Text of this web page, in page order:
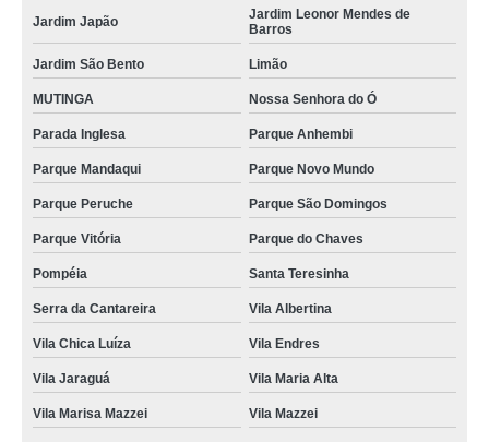
Jardim Japão
Jardim Leonor Mendes de
Barros
Jardim São Bento Limão
MUTINGA Nossa Senhora do Ó
Parada Inglesa Parque Anhembi
Parque Mandaqui Parque Novo Mundo
Parque Peruche Parque São Domingos
Parque Vitória Parque do Chaves
Pompéia Santa Teresinha
Serra da Cantareira Vila Albertina
Vila Chica Luíza Vila Endres
Vila Jaraguá Vila Maria Alta
Vila Marisa Mazzei Vila Mazzei